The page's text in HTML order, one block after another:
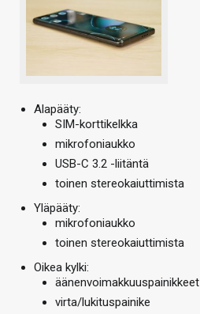
Alapääty:
SIM-korttikelkka
mikrofoniaukko
USB-C 3.2 -liitäntä
toinen stereokaiuttimista
Yläpääty:
mikrofoniaukko
toinen stereokaiuttimista
Oikea kylki:
äänenvoimakkuuspainikkeet
virta/lukituspainike